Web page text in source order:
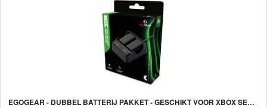
EGOGEAR - DUBBEL BATTERIJ PAKKET - GESCHIKT VOOR XBOX SERIES X - S - ONE - ZWART